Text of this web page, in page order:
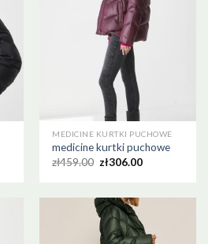
MEDICINE KURTKI PUCHOWE
medicine kurtki puchowe
zł459.00 zł306.00